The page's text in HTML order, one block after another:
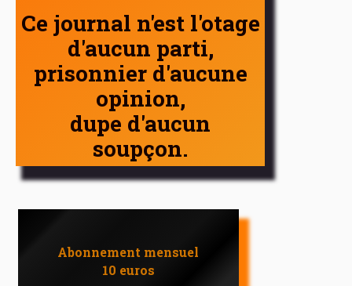
Ce journal n'est l'otage
d'aucun parti,
prisonnier d'aucune
opinion,
dupe d'aucun
soupçon.
Abonnement mensuel
10 euros